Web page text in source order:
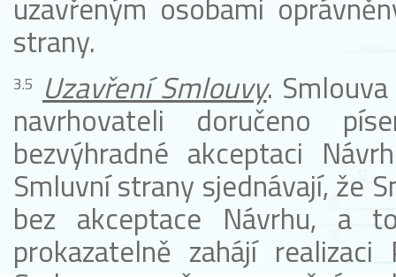
uzavřeným osobami
strany.
Uzavření Smlouvy.
navrhovateli doručeno
bezvýhradné akceptaci
Smluvní strany sjednávají, že
bez akceptace Návrhu, a
prokazatelně zahájí